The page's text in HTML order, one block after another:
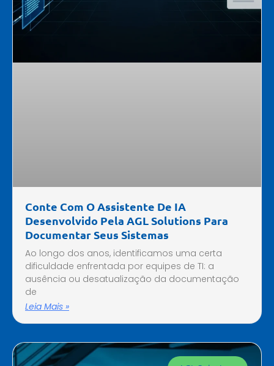
Conte Com O Assistente De IA
Desenvolvido Pela AGL Solutions Para
Documentar Seus Sistemas
Ao longo dos anos, identificamos uma certa
dificuldade enfrentada por equipes de TI: a
ausência ou desatualização da documentação
de
Leia Mais »